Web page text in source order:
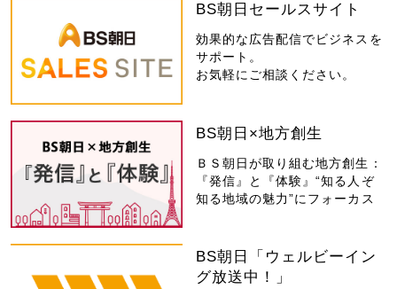
BS朝日セールスサイト
効果的な広告配信でビジネスを
サポート。
お気軽にご相談ください。
BS朝日×地方創生
ＢＳ朝日が取り組む地方創生：
『発信』と『体験』“知る人ぞ
知る地域の魅力”にフォーカス
BS朝日「ウェルビーイン
グ放送中！」